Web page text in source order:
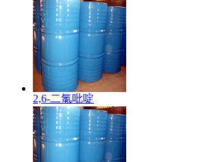
2,6-二氯吡啶